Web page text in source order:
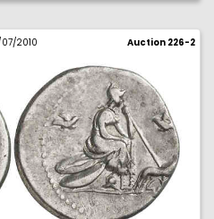
07/2010 Auction 226-2